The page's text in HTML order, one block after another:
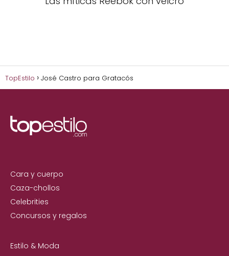
TopEstilo José Castro para Gratacós
Cara y cuerpo
Caza-chollos
Celebrities
Concursos y regalos
Estilo & Moda